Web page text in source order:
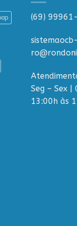
(69)
sistemaocb-
Seg – Sex |
13:00h às